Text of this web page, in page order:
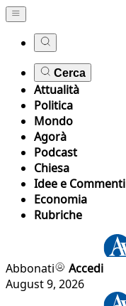
Cerca
Attualità
Politica
Mondo
Agorà
Podcast
Chiesa
Idee e Commenti
Economia
Rubriche
Abbonati
Accedi
August 9, 2026